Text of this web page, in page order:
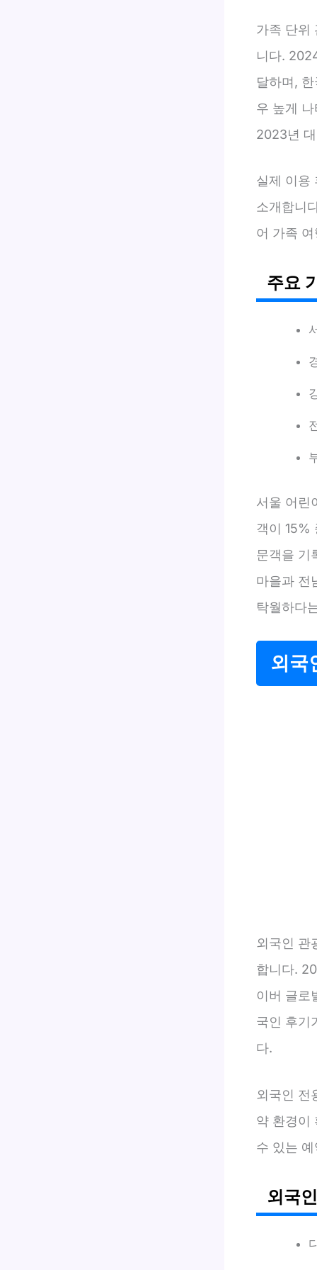
가족 단위
니다.
달하며,
우 높게
2023년
실제 이용
소개합니
어 가족
주요
서울 어린
객이 15%
문객을 기
마을과 전
탁월하다
외국
외국인 관
합니다.
이버 글로
국인 후기
다.
외국인 전
약 환경이
수 있는
외국